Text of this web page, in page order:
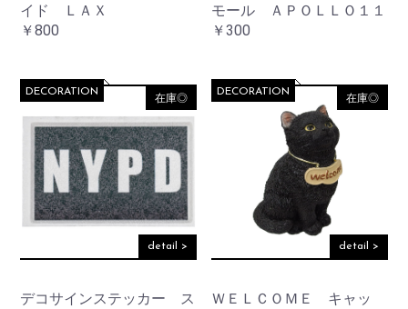
イド ＬＡＸ
￥800
モール ＡＰＯＬＬＯ１１
￥300
在庫◎
detail >
デコサインステッカー ス
DECORATION 在庫◎
detail >
ＷＥＬＣＯＭＥ キャッ
DECORATION